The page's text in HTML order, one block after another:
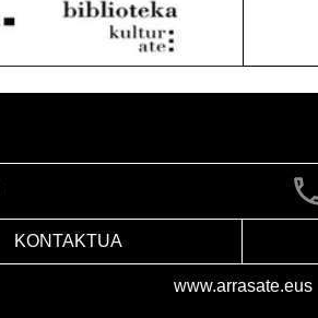
KONTAKTUA
www.arrasate.eus